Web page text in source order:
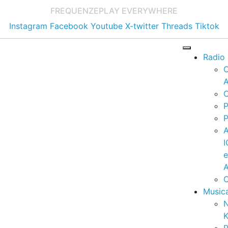
FREQUENZEPLAY EVERYWHERE
Instagram Facebook Youtube X-twitter Threads Tiktok
Radio
e